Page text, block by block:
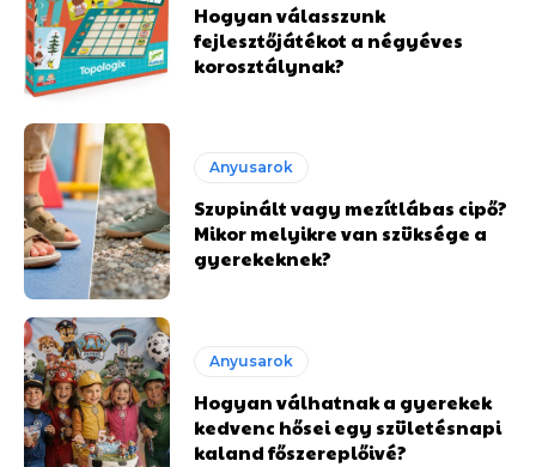
Hogyan válasszunk
fejlesztőjátékot a négyéves
korosztálynak?
Anyusarok
Szupinált vagy mezítlábas cipő?
Mikor melyikre van szüksége a
gyerekeknek?
Anyusarok
Hogyan válhatnak a gyerekek
kedvenc hősei egy születésnapi
kaland főszereplőivé?